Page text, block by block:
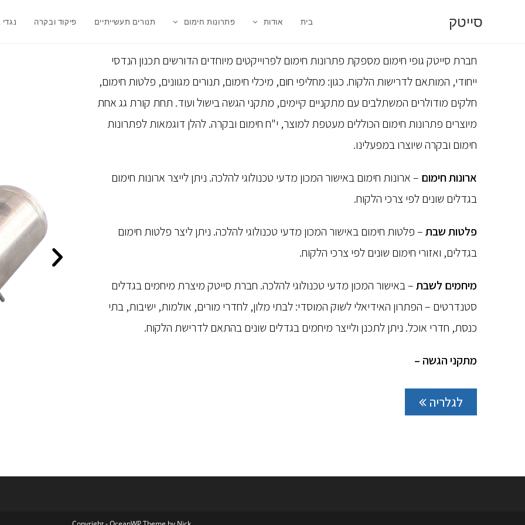
סייטק בית אודות פתרונות חימום תנורים תעשייתיים פיקוד ובקרה
חברת סייטק גופי חימום מספקת פתרונות חימום לפרוייקטים מיוחדים הדורשים תכנון הנדסי
ייחודי, המותאם לדרישות הלקוח. כגון: מחליפי חום, מיכלי חימום, תנורים מגוונים, פלטות חימום,
חלקים מודולרים המשתלבים עם מתקניים קיימים, מתקני הגשה בישול ועוד. תחת קורת גג אחת
מיוצרים פתרונות חימום הכוללים מעטפת למוצר, י"ח חימום ובקרה. להלן דוגמאות לפתרונות
חימום ובקרה שיוצרו במפעלינו.
ארונות חימום – ארונות חימום באישור המכון מדעי טכנולוגי להלכה. ניתן לייצר ארונות חימום
בגדלים שונים לפי צרכי הלקוח.
פלטות שבת– פלטות חימום באישור המכון מדעי טכנולוגי להלכה. ניתן ליצר פלטות חימום
בגדלים, ואזורי חימום שונים לפי צרכי הלקוח.
מיחמים לשבת– באישור המכון מדעי טכנולוגי להלכה. חברת סייטק מיצרת מיחמים בגדלים
סטנדרטים – הפתרון האידיאלי לשוק המוסדי: לבתי מלון, לחדרי מורים, אולמות, ישיבות, בתי
כנסת, חדרי אוכל. ניתן לתכנן ולייצר מיחמים בגדלים שונים בהתאם לדרישת הלקוח.
מתקני הגשה –
לגלריה